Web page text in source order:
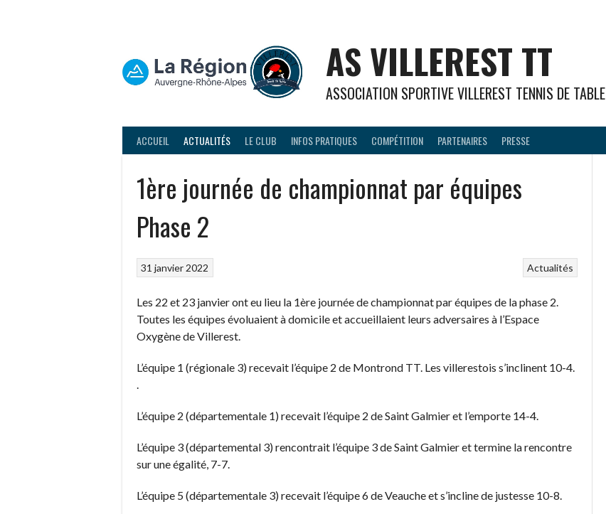
AS VILLEREST TT
ASSOCIATION SPORTIVE VILLEREST TENNIS DE TABLE
ACCUEIL ACTUALITÉS LE CLUB INFOS PRATIQUES COMPÉTITION PARTENAIRES PRESSE
1ère journée de championnat par équipes
Phase 2
Actualités
31 janvier 2022
Les 22 et 23 janvier ont eu lieu la 1ère journée de championnat par équipes de la phase 2.
Toutes les équipes évoluaient à domicile et accueillaient leurs adversaires à l’Espace
Oxygène de Villerest.
L’équipe 1 (régionale 3) recevait l’équipe 2 de Montrond TT. Les villerestois s’inclinent 10-4.
L’équipe 2 (départementale 1) recevait l’équipe 2 de Saint Galmier et l’emporte 14-4.
L’équipe 3 (départemental 3) rencontrait l’équipe 3 de Saint Galmier et termine la rencontre
sur une égalité, 7-7.
L’équipe 5 (départementale 3) recevait l’équipe 6 de Veauche et s’incline de justesse 10-8.